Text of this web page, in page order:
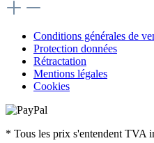
Conditions générales de
Protection données
Rétractation
Mentions légales
Cookies
* Tous les prix s'entendent TVA